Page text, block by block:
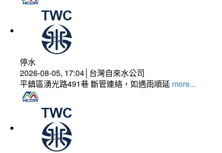
停水
2026-08-05, 17:04│台灣自來水公司
平鎮區湧光路491巷 斷管連絡，如遇雨順延 more...